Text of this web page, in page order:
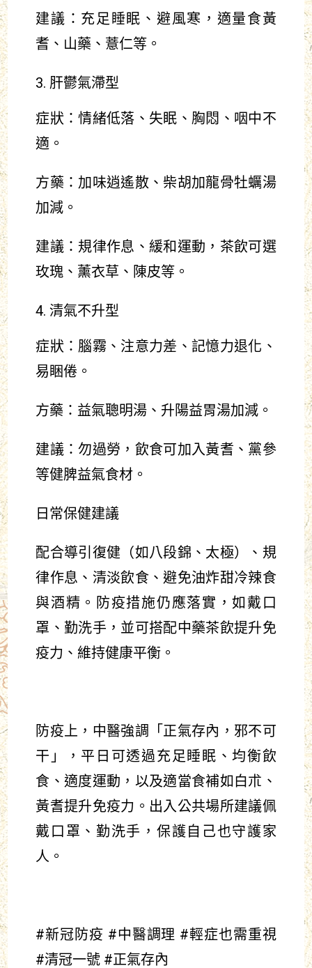
建議：充足睡眠、避風寒，適量食黃
耆、山藥、薏仁等。
肝鬱氣滯型
症狀：情緒低落、失眠、胸悶、咽中不
適。
方藥：加味逍遙散、柴胡加龍骨牡蠣湯
加減。
建議：規律作息、緩和運動，茶飲可選
玫瑰、薰衣草、陳皮等。
清氣不升型
症狀：腦霧、注意力差、記憶力退化、
易睏倦。
方藥：益氣聰明湯、升陽益胃湯加減。
建議：勿過勞，飲食可加入黃耆、黨參
等健脾益氣食材。
日常保健建議
配合導引復健（如八段錦、太極）、規
律作息、清淡飲食、避免油炸甜冷辣食
與酒精。防疫措施仍應落實，如戴口
罩、勤洗手，並可搭配中藥茶飲提升免
疫力、維持健康平衡。
防疫上，中醫強調「正氣存內，邪不可
干」，平日可透過充足睡眠、均衡飲
食、適度運動，以及適當食補如白朮、
黃耆提升免疫力。出入公共場所建議佩
戴口罩、勤洗手，保護自己也守護家
人。
#新冠防疫 #中醫調理 #輕症也需重視
#清冠一號 #正氣存內